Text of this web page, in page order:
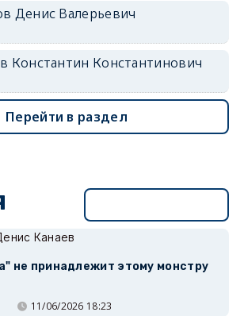
Денис Валерьевич
Константин Константинович
Перейти в раздел
Канаев
не принадлежит этому монстру
11/06/2026 18:23